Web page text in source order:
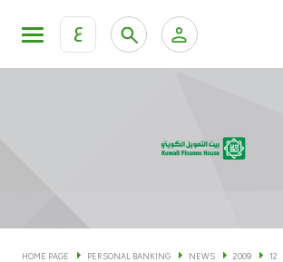
ع
KFH Online Corporate Banking Services
Cards
HOME PAGE PERSONAL BANKING NEWS 2009 12